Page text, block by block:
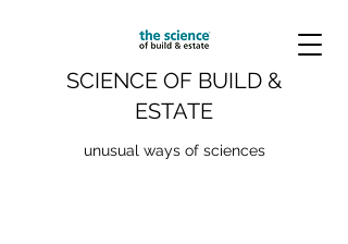
SCIENCE OF BUILD &
ESTATE
unusual ways of sciences